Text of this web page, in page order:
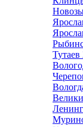
Тутаев